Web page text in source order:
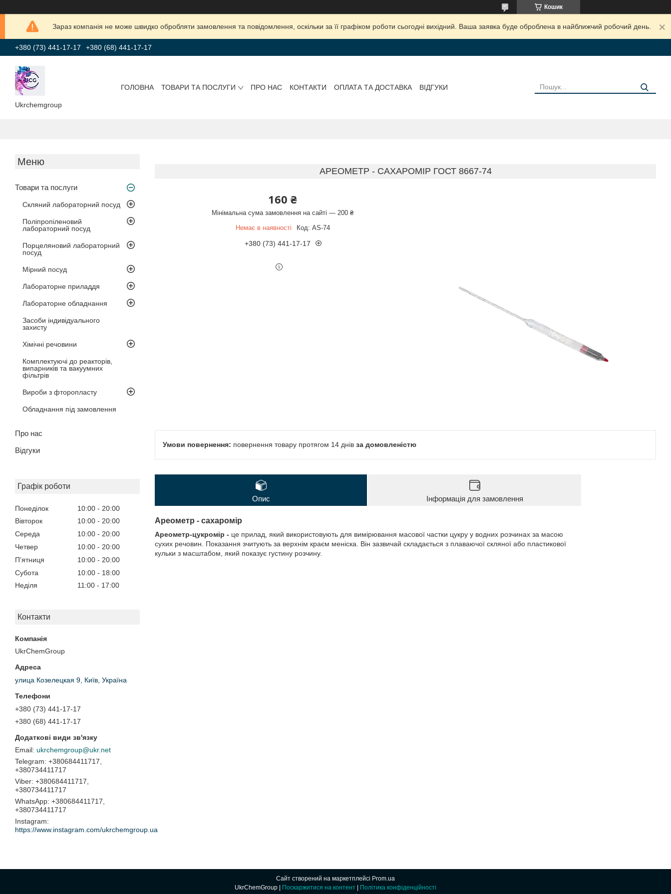
Кошик
Зараз компанія не може швидко обробляти замовлення та повідомлення, оскільки за її графіком роботи сьогодні вихідний. Ваша заявка буде оброблена в найближчий робочий день.
+380 (73) 441-17-17 +380 (68) 441-17-17
Ukrchemgroup
ГОЛОВНА ТОВАРИ ТА ПОСЛУГИ ПРО НАС КОНТАКТИ ОПЛАТА ТА ДОСТАВКА ВІДГУКИ
Товари та послуги
Скляний лабораторний посуд
Поліпропіленовий
лабораторний посуд
Порцеляновий лабораторний
посуд
Мірний посуд
Лабораторне приладдя
Лабораторне обладнання
Засоби індивідуального
захисту
Хімічні речовини
Комплектуючі до реакторів,
випарників та вакуумних
фільтрів
Вироби з фторопласту
Обладнання під замовлення
Про нас
Відгуки
Графік роботи
Понеділок 10:00
20:00
Вівторок
10:00
20:00
Середа
10:00
20:00
Четвер
10:00
20:00
Пʼятниця
10:00
20:00
Субота
10:00
18:00
Неділя
11:00 17:00
Контакти
UkrChemGroup
улица Козелецкая 9, Київ, Україна
+380 (73) 441-17-17
+380 (68) 441-17-17
ukrchemgroup@ukr.net
+380684411717,
+380734411717
+380684411717,
+380734411717
+380684411717,
+380734411717
Instagram
https://www.instagram.com/ukrchemgroup.ua
АРЕОМЕТР - САХАРОМІР ГОСТ 8667-74
160 ₴
Мінімальна сума замовлення на сайті — 200 ₴
Немає в наявності
Код: AS-74
+380 (73) 441-17-17
повернення товару протягом 14 днів за домовленістю
Опис Інформація для замовлення
Ареометр - сахаромір
Ареометр-цукромір - це прилад, який використовують для вимірювання масової частки цукру у водних розчинах за масою
сухих речовин. Показання зчитують за верхнім краєм меніска. Він зазвичай складається з плаваючої скляної або пластикової
кульки з масштабом, який показує густину розчину.
Сайт створений на маркетплейсі Prom.ua
Поскаржитися на контент
Політика конфіденційності